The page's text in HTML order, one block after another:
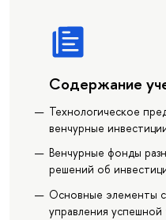
Содержание
Технологическое
венчурные
Венчурные фонды
решений об
Основные элементы
управления успешной